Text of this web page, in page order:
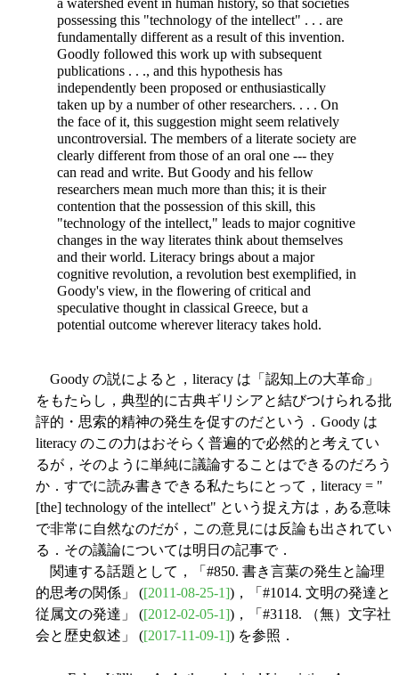
possessing this "technology of the intellect" . . . are
fundamentally different as a result of this invention.
Goodly followed this work up with subsequent
publications . . ., and this hypothesis has
independently been proposed or enthusiastically
taken up by a number of other researchers. . . . On
the face of it, this suggestion might seem relatively
uncontroversial. The members of a literate society are
clearly different from those of an oral one --- they
can read and write. But Goody and his fellow
researchers mean much more than this; it is their
contention that the possession of this skill, this
"technology of the intellect," leads to major cognitive
changes in the way literates think about themselves
and their world. Literacy brings about a major
cognitive revolution, a revolution best exemplified, in
Goody's view, in the flowering of critical and
speculative thought in classical Greece, but a
potential outcome wherever literacy takes hold.
Goody の説によると，literacy は「認知上の大革命」
をもたらし，典型的に古典ギリシアと結びつけられる批
評的・思索的精神の発生を促すのだという．Goody は
literacy のこの力はおそらく普遍的で必然的と考えてい
るが，そのように単純に議論することはできるのだろう
か．すでに読み書きできる私たちにとって，literacy = "
[the] technology of the intellect" という捉え方は，ある意味
で非常に自然なのだが，この意見には反論も出されてい
る．その議論については明日の記事で．
関連する話題として，「#850. 書き言葉の発生と論理
的思考の関係」 ([2011-08-25-1])，「#1014. 文明の発達と
従属文の発達」 ([2012-02-05-1])，「#3118. （無）文字社
会と歴史叙述」 ([2017-11-09-1]) を参照．